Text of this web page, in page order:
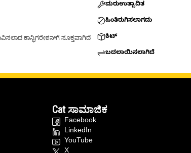
ಕಾನ್ಫಿಗರೇಶನ್‌ಗೆ ಸೂಕ್ತವಾಗಿದೆ
ಮರುಉತ್ಪಾದಿತ
ಹಿಂತಿರುಗಿಸಲಾಗದು
ಕಿಟ್
ಬದಲಾಯಿಸಲಾಗಿದೆ
Cat ಸಾಮಾಜಿಕ
Facebook
LinkedIn
YouTube